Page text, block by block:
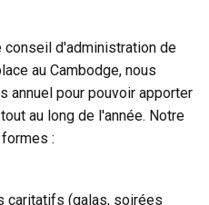
conseil d'administration de
au Cambodge, nous
annuel pour pouvoir apporter
au long de l'année. Notre
:
caritatifs (galas, soirées